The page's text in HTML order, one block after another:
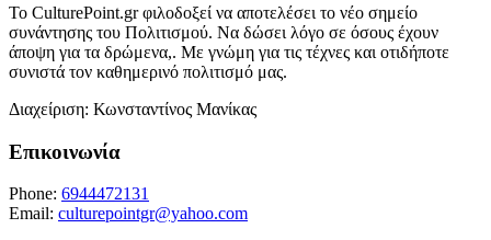
Το CulturePoint.gr φιλοδοξεί να αποτελέσει το νέο σημείο
συνάντησης του Πολιτισμού. Να δώσει λόγο σε όσους έχουν
άποψη για τα δρώμενα,. Με γνώμη για τις τέχνες και οτιδήποτε
συνιστά τον καθημερινό πολιτισμό μας.
Διαχείριση: Κωνσταντίνος Μανίκας
Επικοινωνία
Phone: 6944472131
Email: culturepointgr@yahoo.com